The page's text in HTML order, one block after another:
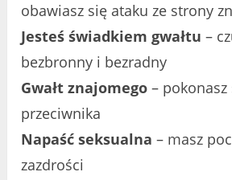
obawiasz się ataku ze strony
Jesteś świadkiem gwałtu–
bezbronny i bezradny
Gwałt znajomego –
przeciwnika
Napaść seksualna – masz
zazdrości